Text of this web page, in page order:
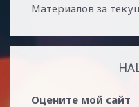
Материалов за
Оцените мой сайт